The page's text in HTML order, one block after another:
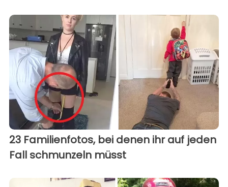
23 Familienfotos, bei denen ihr auf jeden
Fall schmunzeln müsst